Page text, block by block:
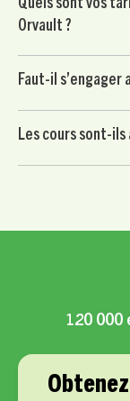
préparation du
avec un travail
Quels sont vos
Orvault ?
heure après
conditions
Faut-il s’engager
engagement.
convient à votre
Les cours sont-
120 000